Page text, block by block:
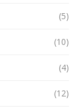
(5)
(10)
(4)
(12)